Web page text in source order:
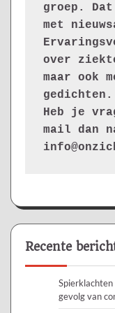
groep. Dat
met
over
maar ook
gedichten.
Heb je
mail dan
Recente
gevolg van